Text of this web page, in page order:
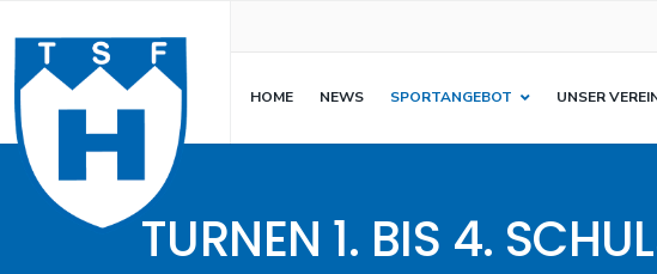
HOME NEWS SPORTANGEBOT UNSER
TURNEN 1. BIS 4.